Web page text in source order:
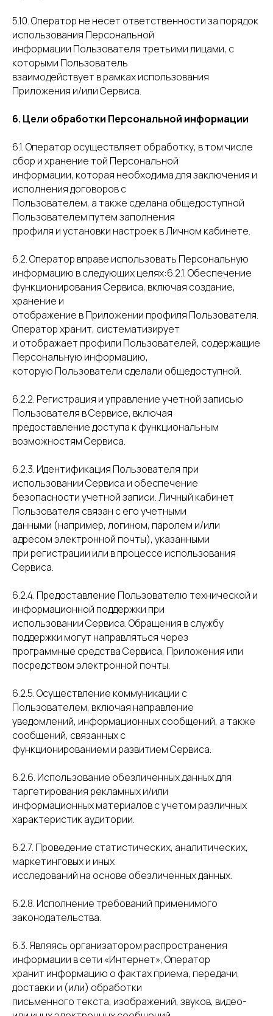
5.10. Оператор не несет ответственности за порядок
использования Персональной
информации Пользователя третьими лицами, с
которыми Пользователь
взаимодействует в рамках использования
Приложения и/или Сервиса.
6. Цели обработки Персональной информации
6.1. Оператор осуществляет обработку, в том числе
сбор и хранение той Персональной
информации, которая необходима для заключения и
исполнения договоров с
Пользователем, а также сделана общедоступной
Пользователем путем заполнения
профиля и установки настроек в Личном кабинете.
6.2. Оператор вправе использовать Персональную
информацию в следующих целях:6.2.1. Обеспечение
функционирования Сервиса, включая создание,
хранение и
отображение в Приложении профиля Пользователя.
Оператор хранит, систематизирует
и отображает профили Пользователей, содержащие
Персональную информацию,
которую Пользователи сделали общедоступной.
6.2.2. Регистрация и управление учетной записью
Пользователя в Сервисе, включая
предоставление доступа к функциональным
возможностям Сервиса.
6.2.3. Идентификация Пользователя при
использовании Сервиса и обеспечение
безопасности учетной записи. Личный кабинет
Пользователя связан с его учетными
данными (например, логином, паролем и/или
адресом электронной почты), указанными
при регистрации или в процессе использования
Сервиса.
6.2.4. Предоставление Пользователю технической и
информационной поддержки при
использовании Сервиса. Обращения в службу
поддержки могут направляться через
программные средства Сервиса, Приложения или
посредством электронной почты.
6.2.5. Осуществление коммуникации с
Пользователем, включая направление
уведомлений, информационных сообщений, а также
сообщений, связанных с
функционированием и развитием Сервиса.
6.2.6. Использование обезличенных данных для
таргетирования рекламных и/или
информационных материалов с учетом различных
характеристик аудитории.
6.2.7. Проведение статистических, аналитических,
маркетинговых и иных
исследований на основе обезличенных данных.
6.2.8. Исполнение требований применимого
законодательства.
6.3. Являясь организатором распространения
информации в сети «Интернет», Оператор
хранит информацию о фактах приема, передачи,
доставки и (или) обработки
письменного текста, изображений, звуков, видео-